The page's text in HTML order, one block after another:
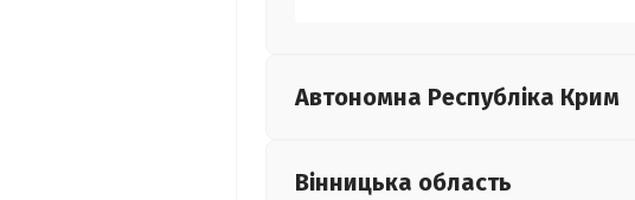
Автономна Республіка Крим
Вінницька область